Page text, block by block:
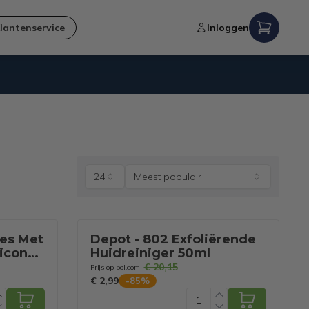
Inloggen
24 Meest populair
Met
-
Depot - 802 Exfoliërende
Huidreiniger 50ml
Prijs op bol.com € 20,15
€ 2,99
-85%